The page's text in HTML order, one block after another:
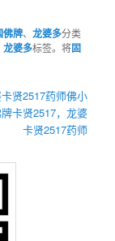
佛牌、龙婆多分类
龙婆多标签。将固
贤2517药师佛小
卡贤2517，龙婆
卡贤2517药师